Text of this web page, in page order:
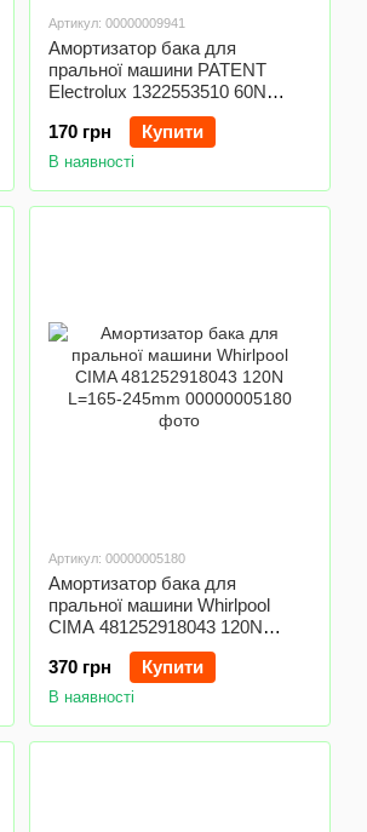
Артикул: 00000009941
Амортизатор бака для
пральної машини PATENT
Electrolux 1322553510 60N
L=165-240mm D отвору=11mm
170 грн
Купити
В наявності
Артикул: 00000005180
Амортизатор бака для
пральної машини Whirlpool
CIMA 481252918043 120N
L=165-245mm
370 грн
Купити
В наявності